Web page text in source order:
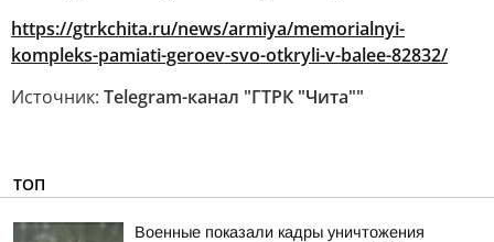
https://gtrkchita.ru/news/armiya/memorialnyi-
kompleks-pamiati-geroev-svo-otkryli-v-balee-82832/
Источник: Telegram-канал "ГТРК "Чита""
ТОП
Военные показали кадры уничтожения